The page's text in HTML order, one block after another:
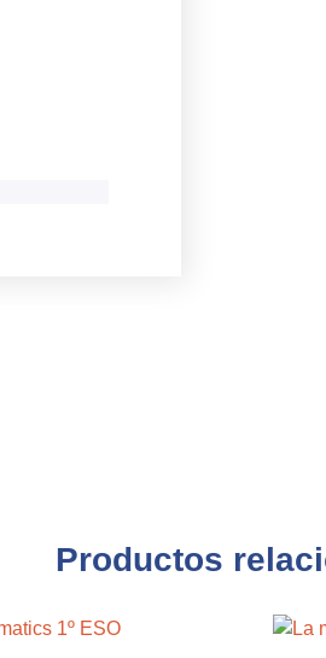
Productos